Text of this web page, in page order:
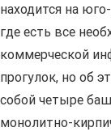
находится на
где есть все
коммерческой
прогулок, но об
собой четыре
монолитно-